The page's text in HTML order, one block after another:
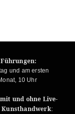
und am ersten
10 Uhr
und ohne Live-
: